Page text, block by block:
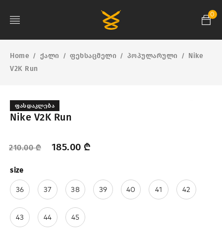
0
Home / ქალი / ფეხსაცმელი / პოპულარული / Nike
V2K Run
ᲤᲐᲡᲓᲐᲙᲚᲔᲑᲐ
Nike V2K Run
210.00₾ 185.00 ₾
size
36 37 38 39 40 41 42
43 44 45